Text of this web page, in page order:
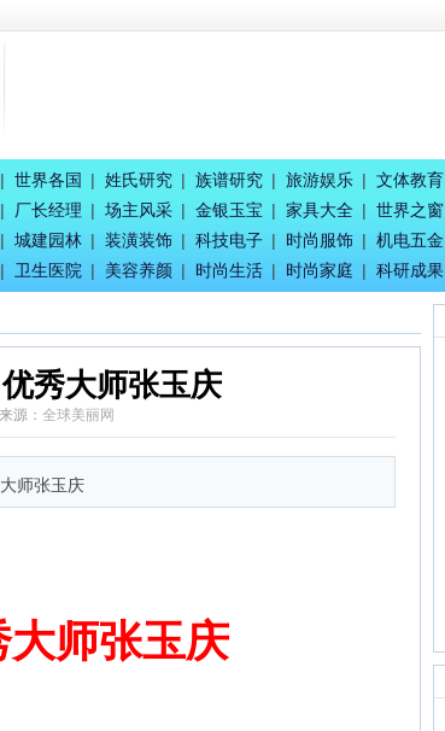
| 世界各国 | 姓氏研究 | 族谱研究 | 旅游娱乐 | 文体教育
| 厂长经理 | 场主风采 | 金银玉宝 | 家具大全 | 世界之窗
| 城建园林 | 装潢装饰 | 科技电子 | 时尚服饰 | 机电五金
| 卫生医院 | 美容养颜 | 时尚生活 | 时尚家庭 | 科研成果
秀大师张玉庆
源： 全球美丽网
师张玉庆
师张玉庆